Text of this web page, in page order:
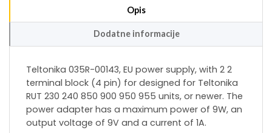
Opis
Dodatne informacije
Teltonika 035R-00143, EU power supply, with 2 2
terminal block (4 pin) for designed for Teltonika
RUT 230 240 850 900 950 955 units, or newer. The
power adapter has a maximum power of 9W, an
output voltage of 9V and a current of 1A.